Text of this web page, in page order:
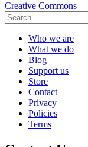
Creative Commons
Who we are
What we do
Blog
Support us
Store
Contact
Privacy
Policies
Terms